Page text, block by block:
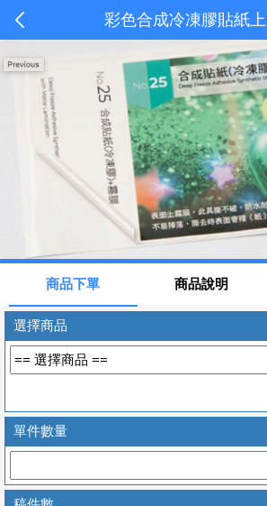
彩色合成冷凍膠貼紙
商品下單 商品說明
選擇商品
單件數量